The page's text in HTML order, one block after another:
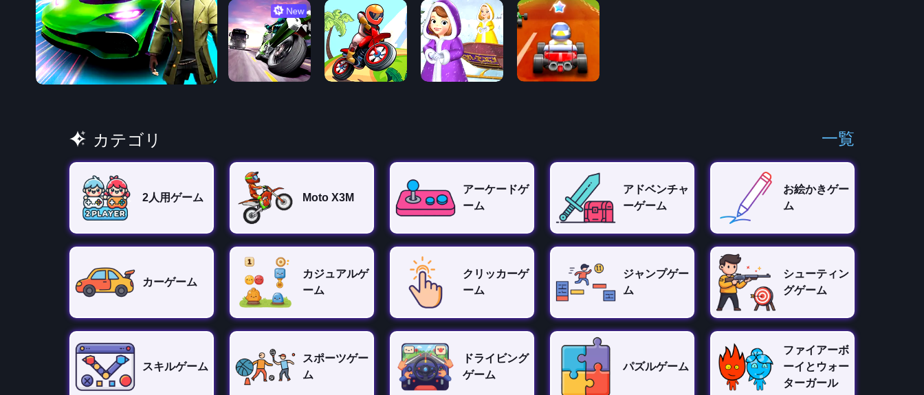
New
カテゴリ 一覧
2人用ゲーム Moto X3M
アーケードゲ
ーム
アドベンチャ
ーゲーム
お絵かきゲー
ム
カーゲーム
カジュアルゲ
ーム
クリッカーゲ
ーム
ジャンプゲー
ム
シューティン
グゲーム
スキルゲーム
スポーツゲー
ム
ドライビング
ゲーム
パズルゲーム
ファイアーボ
ーイとウォー
ターガール